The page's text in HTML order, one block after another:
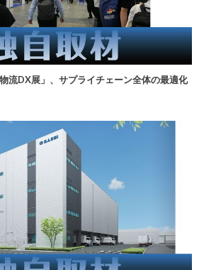
流DX展」、サプライチェーン全体の最適化